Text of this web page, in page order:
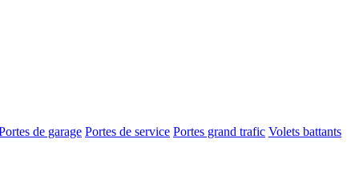
de garage Portes de service Portes grand trafic Volets battants